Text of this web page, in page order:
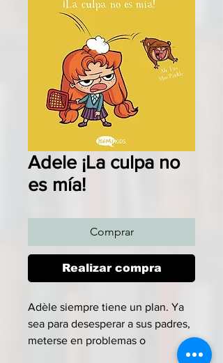
Adele ¡La culpa no
es mía!
Comprar
Realizar compra
Adèle siempre tiene un plan. Ya
sea para desesperar a sus padres,
meterse en problemas o